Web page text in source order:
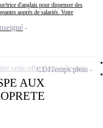
trice d'anglais pour dispenser des
auprès de salariés. Votre
AUX
CDITemps plein
cette offre à ma sélection